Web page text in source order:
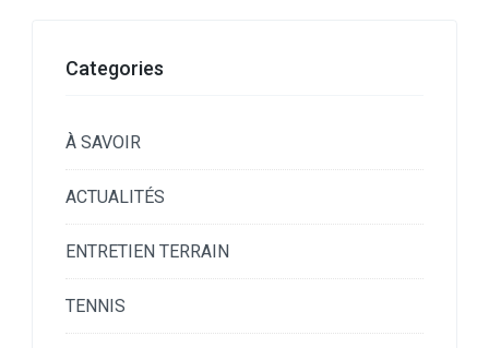
Categories
À SAVOIR
ACTUALITÉS
ENTRETIEN TERRAIN
TENNIS